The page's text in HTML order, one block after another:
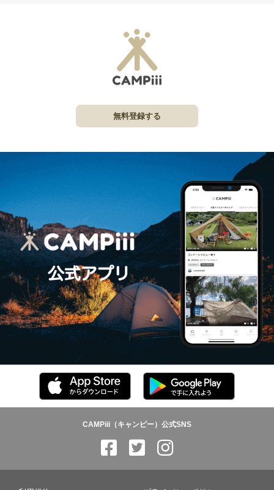
無料登録する
CAMPiii（キャンピー）公式SNS